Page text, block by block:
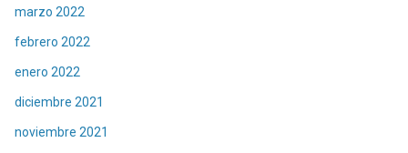
marzo 2022
febrero 2022
enero 2022
diciembre 2021
noviembre 2021